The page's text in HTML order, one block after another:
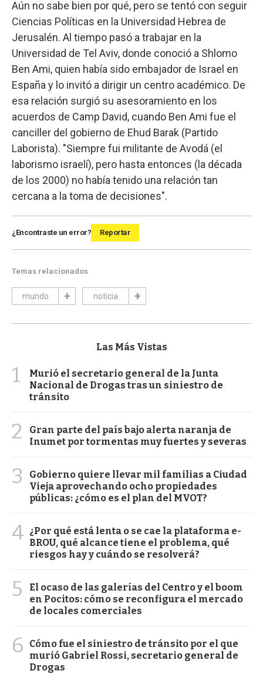
Aún no sabe bien por qué, pero se tentó con seguir
Ciencias Políticas en la Universidad Hebrea de
Jerusalén. Al tiempo pasó a trabajar en la
Universidad de Tel Aviv, donde conoció a Shlomo
Ben Ami, quien había sido embajador de Israel en
España y lo invitó a dirigir un centro académico. De
esa relación surgió su asesoramiento en los
acuerdos de Camp David, cuando Ben Ami fue el
canciller del gobierno de Ehud Barak (Partido
Laborista). "Siempre fui militante de Avodá (el
laborismo israelí), pero hasta entonces (la década
de los 2000) no había tenido una relación tan
cercana a la toma de decisiones".
¿Encontraste un error? Reportar
Temas relacionados
mundo noticia
Las Más Vistas
1
Murió el secretario general de la Junta
Nacional de Drogas tras un siniestro de
tránsito
2
Gran parte del país bajo alerta naranja de
Inumet por tormentas muy fuertes y severas
3
Gobierno quiere llevar mil familias a Ciudad
Vieja aprovechando ocho propiedades
públicas: ¿cómo es el plan del MVOT?
4 ¿Por qué está lenta o se cae la plataforma e-
BROU, qué alcance tiene el problema, qué
riesgos hay y cuándo se resolverá?
5
El ocaso de las galerías del Centro y el boom
en Pocitos: cómo se reconfigura el mercado
de locales comerciales
6
Cómo fue el siniestro de tránsito por el que
murió Gabriel Rossi, secretario general de
Drogas